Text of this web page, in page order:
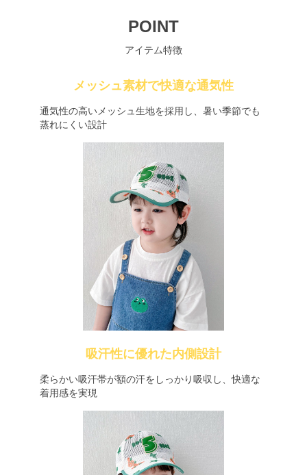
POINT
アイテム特徴
メッシュ素材で快適な通気性
通気性の高いメッシュ生地を採用し、暑い季節でも
蒸れにくい設計
吸汗性に優れた内側設計
柔らかい吸汗帯が額の汗をしっかり吸収し、快適な
着用感を実現